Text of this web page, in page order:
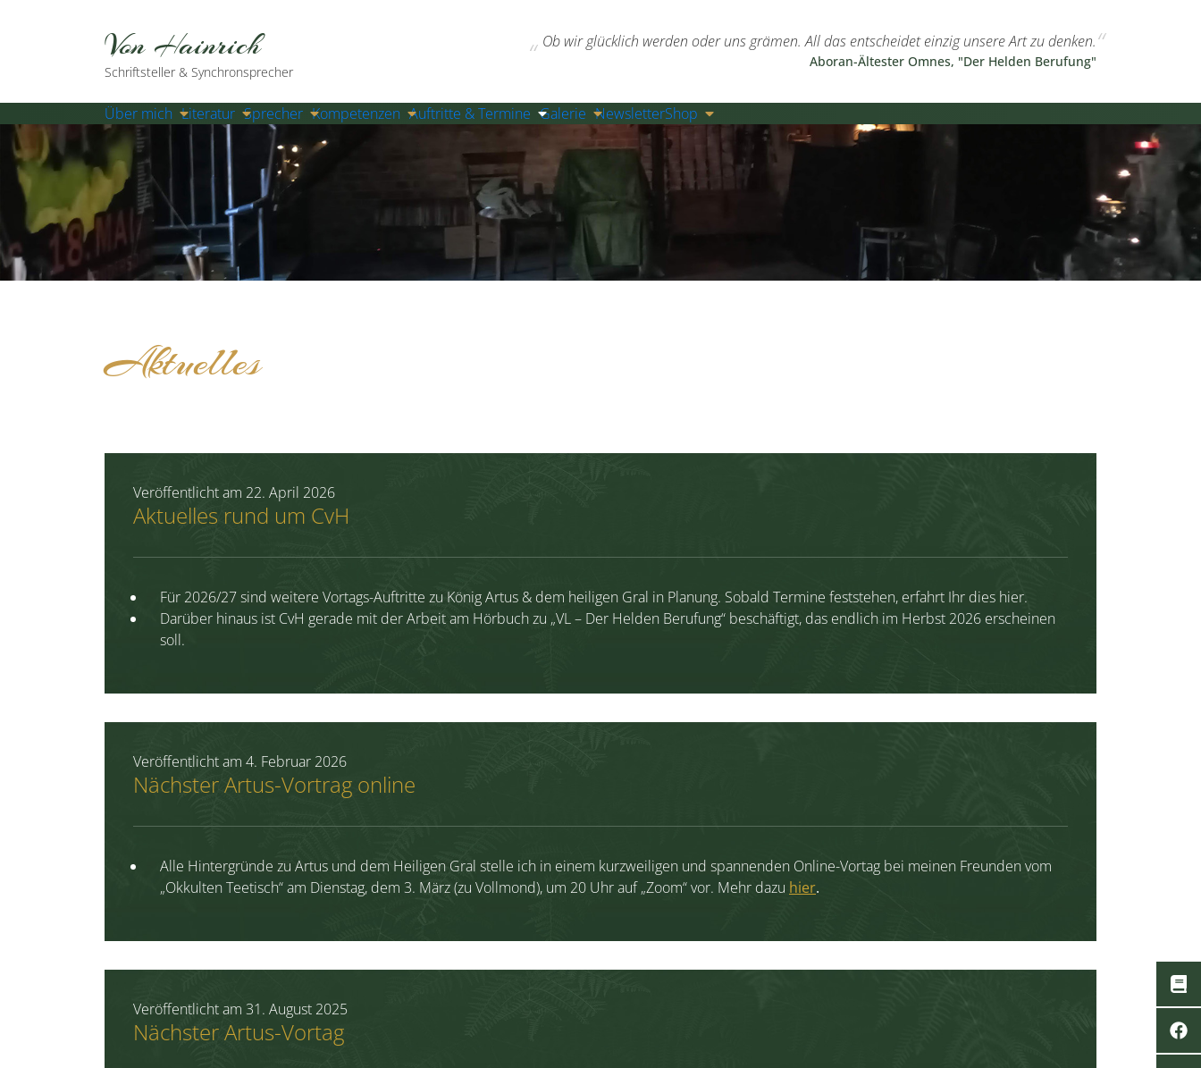
Von Hainrich
Schriftsteller & Synchronsprecher
Ob wir glücklich werden oder uns grämen. All das entscheidet einzig unsere Art zu denken.
Aboran-Ältester Omnes, "Der Helden Berufung"
Über mich Literatur Sprecher Kompetenzen Auftritte & Termine Galerie NewsletterShop
Aktuelles
Veröffentlicht am 22. April 2026
Aktuelles rund um CvH
Für 2026/27 sind weitere Vortags-Auftritte zu König Artus & dem heiligen Gral in Planung. Sobald Termine feststehen, erfahrt Ihr dies hier.
Darüber hinaus ist CvH gerade mit der Arbeit am Hörbuch zu „VL – Der Helden Berufung“ beschäftigt, das endlich im Herbst 2026 erscheinen
soll.
Veröffentlicht am 4. Februar 2026
Nächster Artus-Vortrag online
Alle Hintergründe zu Artus und dem Heiligen Gral stelle ich in einem kurzweiligen und spannenden Online-Vortag bei meinen Freunden vom
„Okkulten Teetisch“ am Dienstag, dem 3. März (zu Vollmond), um 20 Uhr auf „Zoom“ vor. Mehr dazu hier.
Veröffentlicht am 31. August 2025
Nächster Artus-Vortag